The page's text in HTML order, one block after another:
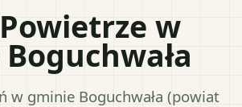
w
w gminie Boguchwała (powiat